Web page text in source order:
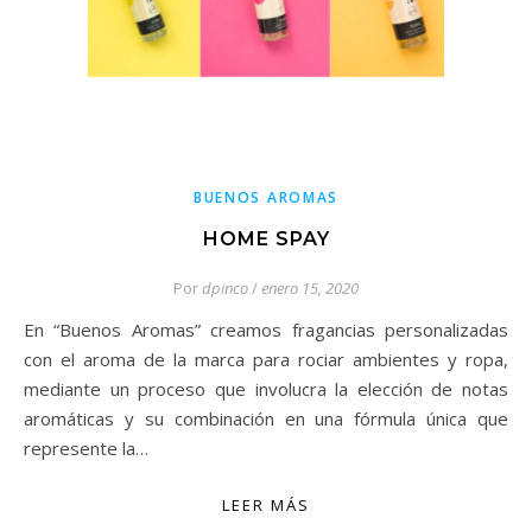
BUENOS AROMAS
HOME SPAY
Pordpinco/enero 15, 2020
En “Buenos Aromas” creamos fragancias personalizadas
con el aroma de la marca para rociar ambientes y ropa,
mediante un proceso que involucra la elección de notas
aromáticas y su combinación en una fórmula única que
represente la…
LEER MÁS